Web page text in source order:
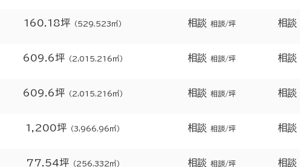
160.18坪 （529.523㎡） 相談 相談/坪 相談
609.6坪 （2,015.216㎡） 相談 相談/坪 相談
609.6坪 （2,015.216㎡） 相談 相談/坪 相談
1,200坪 （3,966.96㎡） 相談 相談/坪 相談
77.54坪 （256.332㎡） 相談 相談/坪 相談